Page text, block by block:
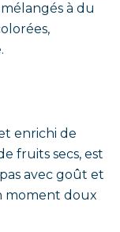
à du
enrichi de
fruits secs, est
avec goût et
moment doux